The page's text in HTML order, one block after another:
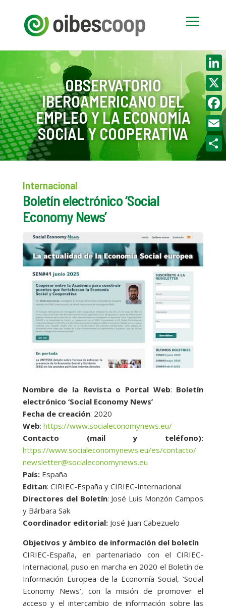
OBSERVATORIO
IBEROAMERICANO DEL
EMPLEO Y LA ECONOMÍA
SOCIAL Y COOPERATIVA
Internacional
Boletín electrónico ‘Social
Economy News’
Nombre de la Revista o Portal Web: Boletín
electrónico ‘Social Economy News’
Fecha de creación: 2020
Web: https://www.socialeconomynews.eu/
Contacto (mail y teléfono):
https://www.socialeconomynews.eu/es/contacto/
newsletter@socialeconomynews.eu
País:España
Editan: CIRIEC-España y CIRIEC-Internacional
Directores del Boletín: José Luis Monzón Campos
y Bárbara Sak
Coordinador editorial:José Juan Cabezuelo
Objetivos y ámbito de información del boletín
CIRIEC-España, en partenariado con el CIRIEC-
Internacional, puso en marcha en 2020 el Boletín de
Información Europea de la Economía Social, ‘Social
Economy News’, con la misión de promover el
acceso y el intercambio de información sobre las
X
Email